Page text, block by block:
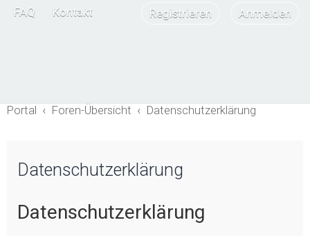
FAQ Kontakt Anmelden
Registrieren
Portal Foren-Übersicht Datenschutzerklärung
Datenschutzerklärung
Datenschutzerklärung